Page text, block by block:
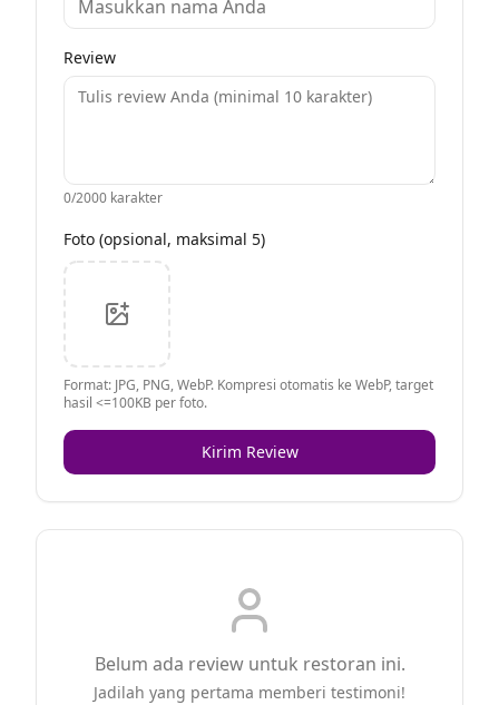
Review
0/2000 karakter
Foto (opsional, maksimal 5)
Format: JPG, PNG, WebP. Kompresi otomatis ke WebP, target
hasil <=100KB per foto.
Kirim Review
Belum ada review untuk restoran ini.
Jadilah yang pertama memberi testimoni!